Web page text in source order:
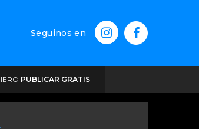
Seguinos en
PUBLICAR GRATIS